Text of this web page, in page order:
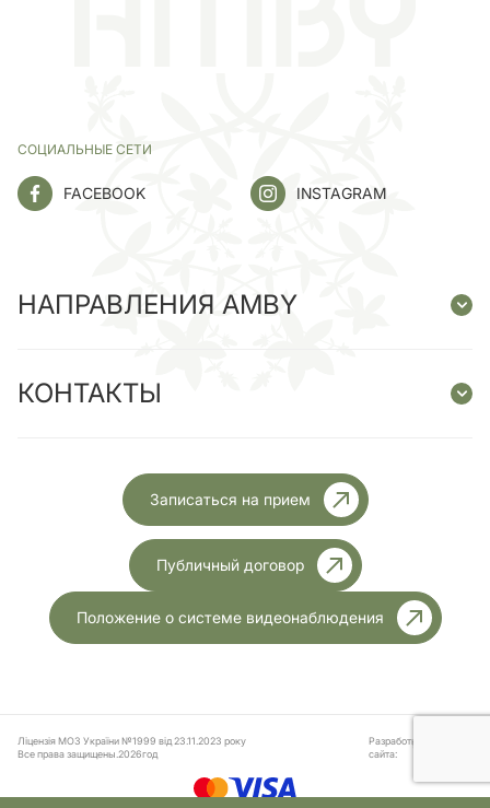
СОЦИАЛЬНЫЕ СЕТИ
FACEBOOK INSTAGRAM
НАПРАВЛЕНИЯ AMBY
КОНТАКТЫ
Записаться на прием
Публичный договор
Положение о системе видеонаблюдения
Ліцензія МОЗ України №1999 від 23.11.2023 року
Все права защищены.2026год
Разработка
сайта: